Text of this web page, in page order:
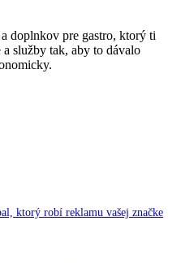
doplnkov pre gastro, ktorý ti
služby tak, aby to dávalo
ktorý robí reklamu vašej značke